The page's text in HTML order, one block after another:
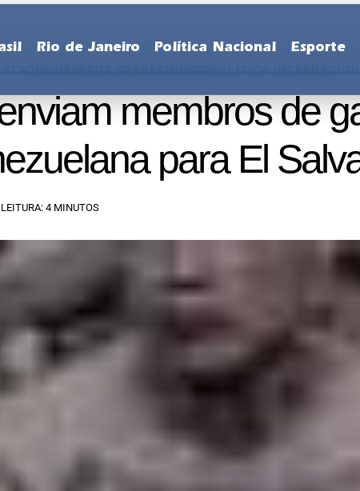
Rio de Janeiro Política Nacional Esporte
membros de
para El
4 MINUTOS